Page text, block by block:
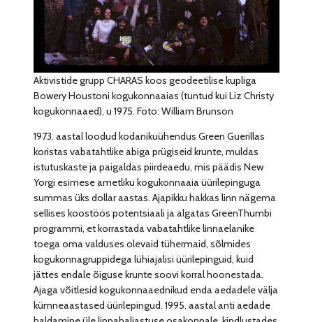
Aktivistide grupp CHARAS koos geodeetilise kupliga
Bowery Houstoni kogukonnaaias (tuntud kui Liz Christy
kogukonnaaed), u 1975. Foto: William Brunson
1973. aastal loodud kodanikuühendus Green Guerillas
koristas vabatahtlike abiga prügiseid krunte, muldas
istutuskaste ja paigaldas piirdeaedu, mis päädis New
Yorgi esimese ametliku kogukonnaaia üürilepinguga
summas üks dollar aastas. Ajapikku hakkas linn nägema
sellises koostöös potentsiaali ja algatas GreenThumbi
programmi, et korrastada vabatahtlike linnaelanike
toega oma valduses olevaid tühermaid, sõlmides
kogukonnagruppidega lühiajalisi üürilepinguid, kuid
jättes endale õiguse krunte soovi korral hoonestada.
Ajaga võitlesid kogukonnaaednikud enda aedadele välja
kümneaastased üürilepingud. 1995. aastal anti aedade